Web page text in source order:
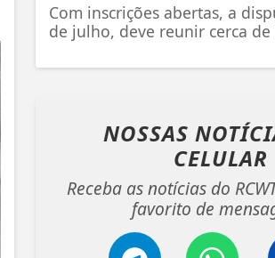
Com inscrições abertas, a
de julho, deve reunir cerca de
NOSSAS
CELULAR
Receba as notícias do
favorito de